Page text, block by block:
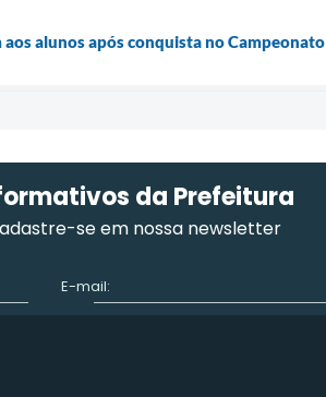
alunos após conquista no
da Prefeitura
se em nossa newsletter
E-mail: